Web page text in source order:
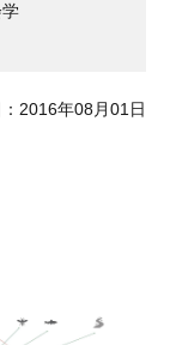
2016年08月01日